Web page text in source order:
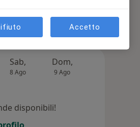
Sab,
8 Ago
Dom,
9 Ago
disponibili!
Accetto